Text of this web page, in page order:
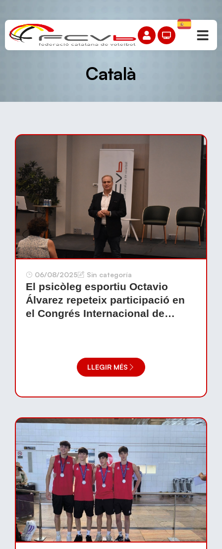
Català
06/08/2025 Sin categoría
El psicòleg esportiu Octavio
Álvarez repeteix participació en
el Congrés Internacional de
LLEGIR MÉS